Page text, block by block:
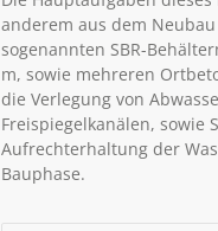
anderem aus dem
sogenannten SBR-
m, sowie mehreren
die Verlegung von
Freispiegelkanälen, sowie
Aufrechterhaltung der
Bauphase.